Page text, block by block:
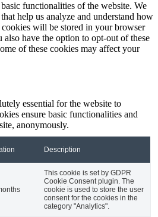
functionalities of the website. We
help us analyze and understand how
will be stored in your browser
have the option to opt-out of these
of these cookies may affect your
essential for the website to
ensure basic functionalities and
anonymously.
Description
This cookie is set by GDPR
Cookie Consent plugin. The
cookie is used to store the user
consent for the cookies in the
category "Analytics".